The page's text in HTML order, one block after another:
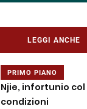
LEGGI ANCHE
PRIMO PIANO
Njie, infortunio col
condizioni